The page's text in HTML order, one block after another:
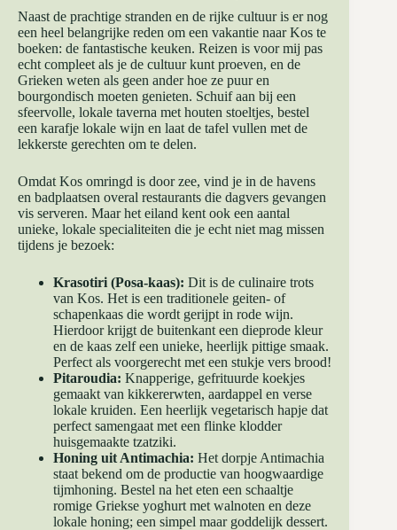
Naast de prachtige stranden en de rijke cultuur is er nog
een heel belangrijke reden om een vakantie naar Kos te
boeken: de fantastische keuken. Reizen is voor mij pas
echt compleet als je de cultuur kunt proeven, en de
Grieken weten als geen ander hoe ze puur en
bourgondisch moeten genieten. Schuif aan bij een
sfeervolle, lokale taverna met houten stoeltjes, bestel
een karafje lokale wijn en laat de tafel vullen met de
lekkerste gerechten om te delen.
Omdat Kos omringd is door zee, vind je in de havens
en badplaatsen overal restaurants die dagvers gevangen
vis serveren. Maar het eiland kent ook een aantal
unieke, lokale specialiteiten die je echt niet mag missen
tijdens je bezoek:
Krasotiri (Posa-kaas): Dit is de culinaire trots
van Kos. Het is een traditionele geiten- of
schapenkaas die wordt gerijpt in rode wijn.
Hierdoor krijgt de buitenkant een dieprode kleur
en de kaas zelf een unieke, heerlijk pittige smaak.
Perfect als voorgerecht met een stukje vers brood!
Pitaroudia: Knapperige, gefrituurde koekjes
gemaakt van kikkererwten, aardappel en verse
lokale kruiden. Een heerlijk vegetarisch hapje dat
perfect samengaat met een flinke klodder
huisgemaakte tzatziki.
Honing uit Antimachia: Het dorpje Antimachia
staat bekend om de productie van hoogwaardige
tijmhoning. Bestel na het eten een schaaltje
romige Griekse yoghurt met walnoten en deze
lokale honing; een simpel maar goddelijk dessert.